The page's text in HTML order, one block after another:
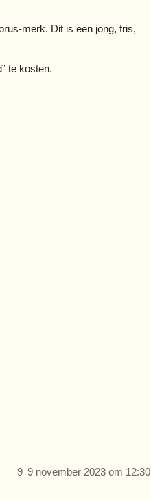
merk. Dit is een jong, fris,
te kosten.
9 november 2023 om 12:30
9